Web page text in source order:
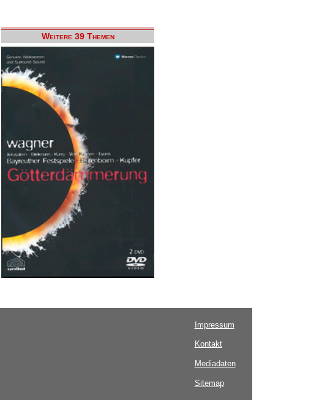
Weitere 39 Themen
Impressum
Kontakt
Mediadaten
Sitemap